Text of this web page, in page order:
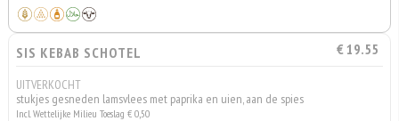
SIS KEBAB SCHOTEL € 19.55
UITVERKOCHT
stukjes gesneden lamsvlees met paprika en uien, aan de spies
Incl. Wettelijke Milieu Toeslag € 0,50